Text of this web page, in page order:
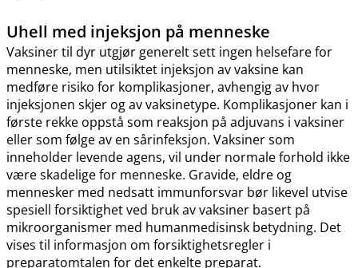
Uhell med injeksjon på menneske
Vaksiner til dyr utgjør generelt sett ingen helsefare for
menneske, men utilsiktet injeksjon av vaksine kan
medføre risiko for komplikasjoner, avhengig av hvor
injeksjonen skjer og av vaksinetype. Komplikasjoner kan i
første rekke oppstå som reaksjon på adjuvans i vaksiner
eller som følge av en sårinfeksjon. Vaksiner som
inneholder levende agens, vil under normale forhold ikke
være skadelige for menneske. Gravide, eldre og
mennesker med nedsatt immunforsvar bør likevel utvise
spesiell forsiktighet ved bruk av vaksiner basert på
mikroorganismer med humanmedisinsk betydning. Det
vises til informasjon om forsiktighetsregler i
preparatomtalen for det enkelte preparat.